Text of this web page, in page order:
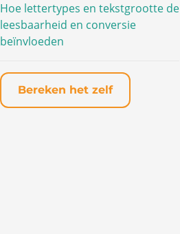
Hoe lettertypes en tekstgrootte de
leesbaarheid en conversie
beïnvloeden
Bereken het zelf